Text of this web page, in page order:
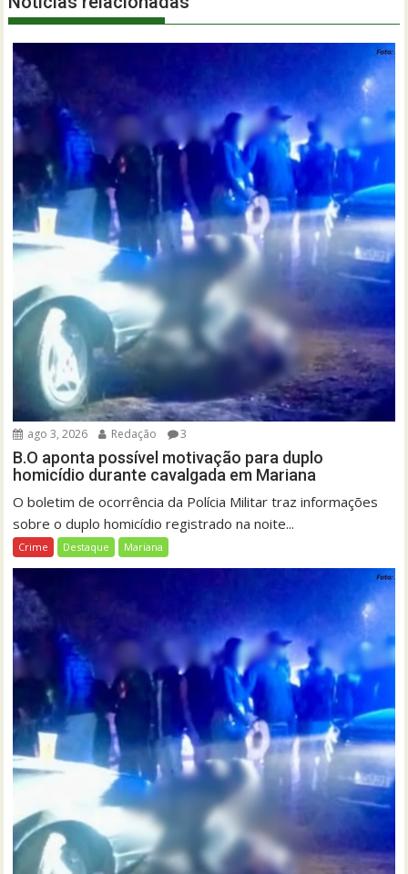
ago 3, 2026 Redação 3
B.O aponta possível motivação para duplo
homicídio durante cavalgada em Mariana
O boletim de ocorrência da Polícia Militar traz informações
sobre o duplo homicídio registrado na noite...
Crime Destaque Mariana